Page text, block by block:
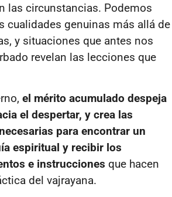
las circunstancias. Podemos
cualidades genuinas más allá de
y situaciones que antes nos
revelan las lecciones que
el mérito acumulado despeja
el despertar, y crea las
para encontrar un
espiritual y recibir los
e instrucciones que hacen
del vajrayana.